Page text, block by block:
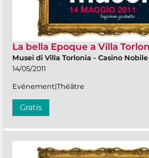
La bella Epoque a Villa
Musei di Villa Torlonia - Casino Nobile
14/05/2011
Evénement|Théâtre
Gratis